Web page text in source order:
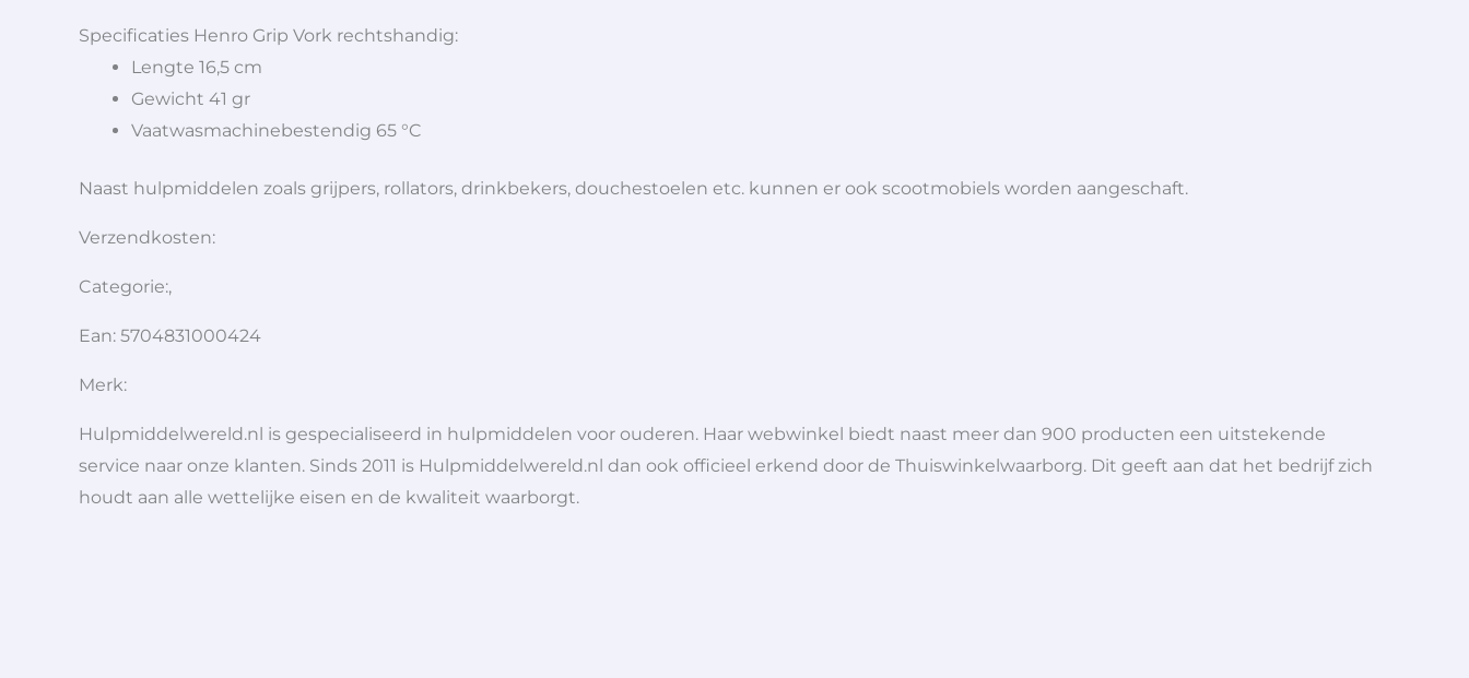
Specificaties Henro Grip Vork rechtshandig:
Lengte 16,5 cm
Gewicht 41 gr
Vaatwasmachinebestendig 65 °C
Naast hulpmiddelen zoals grijpers, rollators, drinkbekers, douchestoelen etc. kunnen er ook scootmobiels worden aangeschaft.
Verzendkosten:
Categorie:,
Ean: 5704831000424
Merk:
Hulpmiddelwereld.nl is gespecialiseerd in hulpmiddelen voor ouderen. Haar webwinkel biedt naast meer dan 900 producten een uitstekende
service naar onze klanten. Sinds 2011 is Hulpmiddelwereld.nl dan ook officieel erkend door de Thuiswinkelwaarborg. Dit geeft aan dat het bedrijf zich
houdt aan alle wettelijke eisen en de kwaliteit waarborgt.